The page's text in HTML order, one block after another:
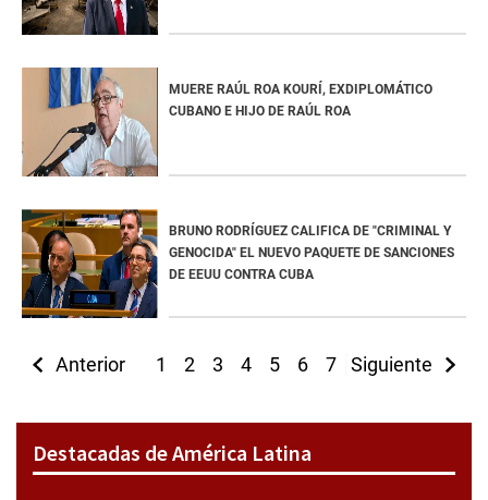
MUERE RAÚL ROA KOURÍ, EXDIPLOMÁTICO
CUBANO E HIJO DE RAÚL ROA
BRUNO RODRÍGUEZ CALIFICA DE "CRIMINAL Y
GENOCIDA" EL NUEVO PAQUETE DE SANCIONES
DE EEUU CONTRA CUBA
Anterior 1 2 3 4 5 6 7 8 9 10 11
Siguiente
Destacadas de América Latina